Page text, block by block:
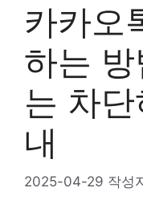
카카오
하는
는 차
내
2025-04-29 작성